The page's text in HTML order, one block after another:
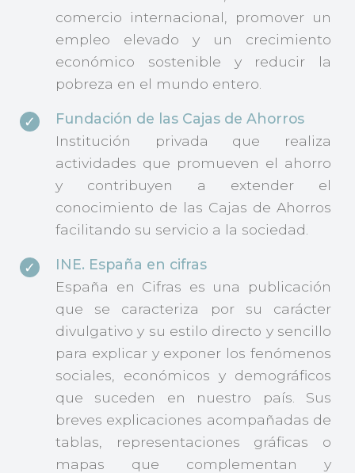
comercio internacional, promover un
empleo elevado y un crecimiento
económico sostenible y reducir la
pobreza en el mundo entero.
Fundación de las Cajas de Ahorros
Institución privada que realiza
actividades que promueven el ahorro
y contribuyen a extender el
conocimiento de las Cajas de Ahorros
facilitando su servicio a la sociedad.
INE. España en cifras
España en Cifras es una publicación
que se caracteriza por su carácter
divulgativo y su estilo directo y sencillo
para explicar y exponer los fenómenos
sociales, económicos y demográficos
que suceden en nuestro país. Sus
breves explicaciones acompañadas de
tablas, representaciones gráficas o
mapas que complementan y